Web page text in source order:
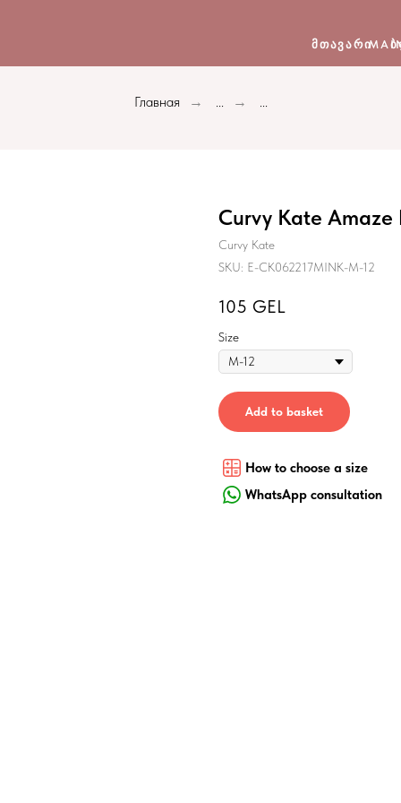
ᲛᲗᲐᲕᲐᲠᲘ
Главная → ... → ...
Curvy Kate
Curvy Kate
SKU: E-CK062217MINK-M-12
105 GEL
Size
Add to basket
How to choose a size
WhatsApp consultation